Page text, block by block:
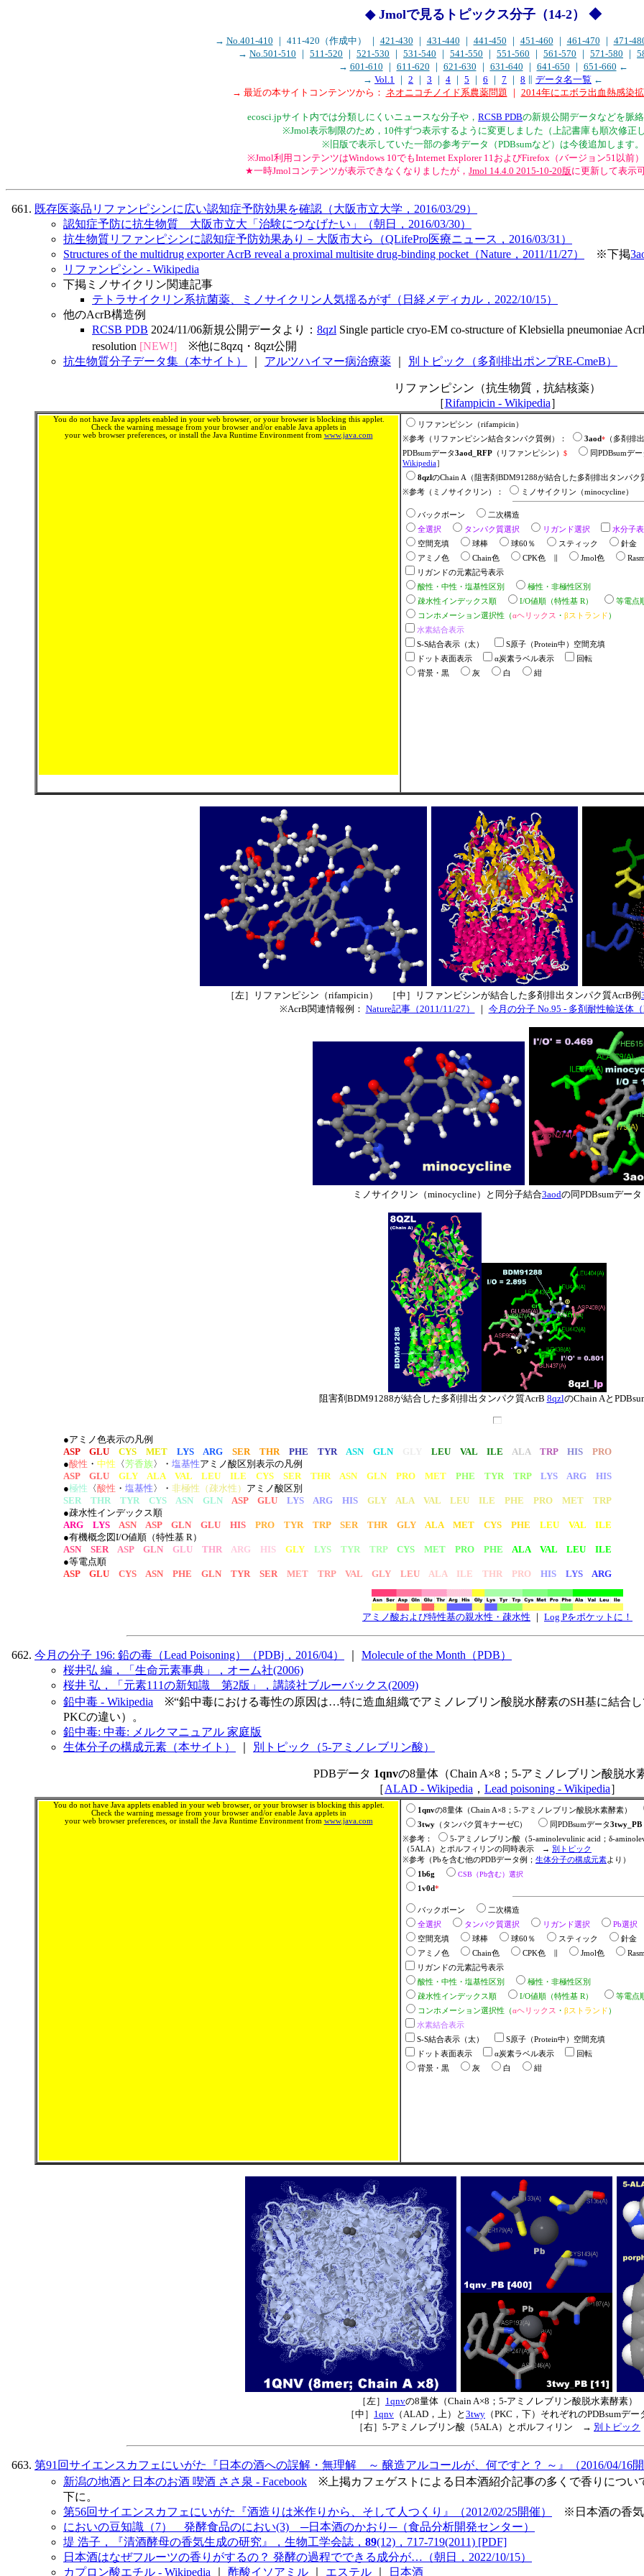
◆ Jmolで見るトピックス分子（14-2） ◆
→ No.401-410 ｜ 411-420（作成中） ｜ 421-430 ｜ 431-440 ｜ 441-450 ｜ 451-460 ｜ 461-470 ｜ 471-
→ No.501-510 ｜ 511-520 ｜ 521-530 ｜ 531-540 ｜ 541-550 ｜ 551-560 ｜ 561-570 ｜ 571-580 ｜
→ 601-610 ｜ 611-620 ｜ 621-630 ｜ 631-640 ｜ 641-650 ｜ 651-660 ←
→ Vol.1 ｜ 2 ｜ 3 ｜ 4 ｜ 5 ｜ 6 ｜ 7 ｜ 8 データ名一覧 ←
→ 最近の本サイトコンテンツから： ネオニコチノイド系農薬問題 ｜ 2014年にエボラ出血熱感染
ecosci.jpサイト内では分類しにくいニュースな分子や， RCSB PDBの新規公開データなどを脈絡
※Jmol表示制限のため，10件ずつ表示するように変更しました（上記書庫も順次修正し
※旧版で表示していた一部の参考データ（PDBsumなど）は今後追加します。
※Jmol利用コンテンツはWindows 10でもInternet Explorer 11およびFirefox（バージョン51以前）
★一時Jmolコンテンツが表示できなくなりましたが， Jmol 14.4.0 2015-10-20版に更新して表示
既存医薬品リファンピシンに広い認知症予防効果を確認（大阪市立大学，2016/03/29）
認知症予防に抗生物質 大阪市立大「治験につなげたい」（朝日，2016/03/30）
抗生物質リファンピシンに認知症予防効果あり－大阪市大ら（QLifePro医療ニュース，2016/03/31）
Structures of the multidrug exporter AcrB reveal a proximal multisite drug-binding pocket（Nature，2011/11/27）
※下掲
リファンピシン - Wikipedia
下掲ミノサイクリン関連記事
テトラサイクリン系抗菌薬、ミノサイクリン人気揺るがず（日経メディカル，2022/10/15）
他のAcrB構造例
RCSB PDB 2024/11/06新規公開データより： 8qzl Single particle cryo-EM co-structure of Klebsiella pneumoniae
resolution [NEW!] ※他に8qzq・8qzt公開
抗生物質分子データ集（本サイト）
アルツハイマー病治療薬 別トピック（多剤排出ポンプRE-CmeB）
リファンピシン（抗生物質，抗結核薬）
［Rifampicin - Wikipedia］
You do not have Java applets enabled in your web browser, or your browser is blocking this applet.
Check the warning message from your browser and/or enable Java applets in
your web browser preferences, or install the Java Runtime Environment from www.java.com
リファンピシン（rifampicin）
※参考（リファンピシン結合タンパク質例）：
3aod* （多剤排
PDBsumデータ3aod_RFP （リファンピシン） $ 同PDBsumデー
Wikipedia］
8qzlのChain A（阻害剤BDM91288が結合した多剤排出タンパ
※参考（ミノサイクリン）：
ミノサイクリン（minocycline）
バックボーン
二次構造
全選択
タンパク質選択 リガンド選択
水分子
空間充填
球棒 球60％ スティック 針金
アミノ色
Chain色 CPK色 ∥ Jmol色
リガンドの元素記号表示
酸性・中性・塩基性区別
極性・非極性区別
疎水性インデックス順
I/O値順（特性基 R）
等電点
コンホメーション選択性（αヘリックス ・ βストランド）
水素結合表示
S-S結合表示（太）
S原子（Protein中）空間充填
ドット表面表示
α炭素ラベル表示
回転
背景・黒
灰 白 紺
［左］リファンピシン（rifampicin） ［中］リファンピシンが結合した多剤排出タンパク質AcrB例
※AcrB関連情報例： Nature記事（2011/11/27） ｜ 今月の分子 No.95 - 多剤耐性輸送体（
ミノサイクリン（minocycline）と同分子結合3aodの同PDBsumデータ
阻害剤BDM91288が結合した多剤排出タンパク質AcrB 8qzlのChain Aと
●アミノ色表示の凡例
ASP GLU
CYS MET LYS ARG SER THR PHE TYR ASN GLN LEU VAL ILE ALA TRP HIS
PRO
●酸性 ・ 中性 〈芳香族〉・ 塩基性アミノ酸区別表示の凡例
ASP GLU
GLY ALA VAL LEU ILE CYS SER THR ASN GLN PRO MET PHE TYR TRP
LYS ARG HIS
●極性 〈酸性 ・ 塩基性 〉・ 非極性（疎水性） アミノ酸区別
SER THR TYR CYS ASN GLN
ASP GLU LYS ARG HIS
GLY ALA VAL LEU ILE PHE PRO MET TRP
●疎水性インデックス順
ARG LYS
ASN ASP GLN GLU HIS PRO TYR TRP SER THR GLY ALA MET CYS PHE
LEU VAL ILE
●有機概念図I/O値順（特性基 R）
ASN SER
ASP GLN GLU THR ARG HIS GLY LYS TYR TRP CYS MET PRO PHE
ALA VAL LEU ILE
●等電点順
ASP GLU
CYS ASN PHE GLN TYR SER MET TRP VAL GLY LEU ALA ILE THR PRO HIS LYS ARG
アミノ酸および特性基の親水性・疎水性 ｜ Log Pをポケットに！
今月の分子 196: 鉛の毒（Lead Poisoning）（PDBj，2016/04）
Molecule of the Month（PDB）
桜井弘 編，「生命元素事典」，オーム社(2006)
桜井 弘，「元素111の新知識 第2版」，講談社ブルーバックス(2009)
鉛中毒 - Wikipedia ※“鉛中毒における毒性の原因は…特に造血組織でアミノレブリン酸脱水酵素のSH基に結合
PKCの違い）。
鉛中毒: 中毒: メルクマニュアル 家庭版
生体分子の構成元素（本サイト）
別トピック（5-アミノレブリン酸）
PDBデータ 1qnvの8量体（Chain A×8；5-アミノレブリン酸脱水
［ALAD - Wikipedia ， Lead poisoning - Wikipedia］
You do not have Java applets enabled in your web browser, or your browser is blocking this applet.
Check the warning message from your browser and/or enable Java applets in
your web browser preferences, or install the Java Runtime Environment from www.java.com
1qnvの8量体（Chain A×8；5-アミノレブリン酸脱水素酵素）
3twy （タンパク質キナーゼC） 同PDBsumデータ3twy_PB
※参考：
5-アミノレブリン酸（5-aminolevulinic acid；δ-
（5ALA）とポルフィリンの同時表示 → 別トピック
※参考（Pbを含む他のPDBデータ例； 生体分子の構成元素より）
1b6g
CSB（Pb含む）選択
1v0d*
バックボーン
二次構造
全選択
タンパク質選択 リガンド選択 Pb選択
空間充填
球棒 球60％ スティック
針金
アミノ色
Chain色 CPK色 ∥ Jmol色
リガンドの元素記号表示
酸性・中性・塩基性区別
極性・非極性区別
疎水性インデックス順
I/O値順（特性基 R）
等電点
コンホメーション選択性（αヘリックス ・ βストランド）
水素結合表示
S-S結合表示（太）
S原子（Protein中）空間充填
ドット表面表示
α炭素ラベル表示
回転
背景・黒
灰 白 紺
［左］ 1qnvの8量体（Chain A×8；5-アミノレブリン酸脱水素酵素）
［中］ 1qnv （ALAD，上）と 3twy （PKC，下）それぞれのPDBsumデー
［右］5-アミノレブリン酸（5ALA）とポルフィリン → 別トピック
第91回サイエンスカフェにいがた『日本の酒への誤解・無理解 ～ 醸造アルコールが、何ですと？ ～』（2016/04/16開
新潟の地酒と日本のお酒 喫酒 ささ泉 - Facebook ※上掲カフェゲストによる日本酒紹介記事の多くで香りについ
下に。
第56回サイエンスカフェにいがた『酒造りは米作りから、そして人つくり』（2012/02/25開催）
※日本酒の香気
においの豆知識（7） 発酵食品のにおい(3) ─日本酒のかおり─（食品分析開発センター）
堤 浩子，『清酒酵母の香気生成の研究』，生物工学会誌， 89(12)，717-719(2011) [PDF]
日本酒はなぜフルーツの香りがするの？ 発酵の過程でできる成分が…（朝日，2022/10/15）
カプロン酸エチル - Wikipedia
酢酸イソアミル エステル 日本酒